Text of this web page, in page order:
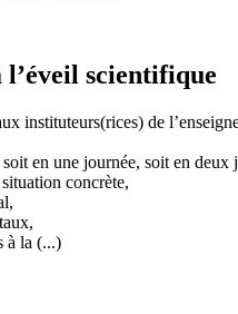
scientifique
instituteurs(rices) de
en une journée, soit en
concrète,
à la (...)